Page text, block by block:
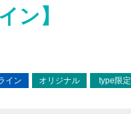
ン】
イン オリジナル type限定